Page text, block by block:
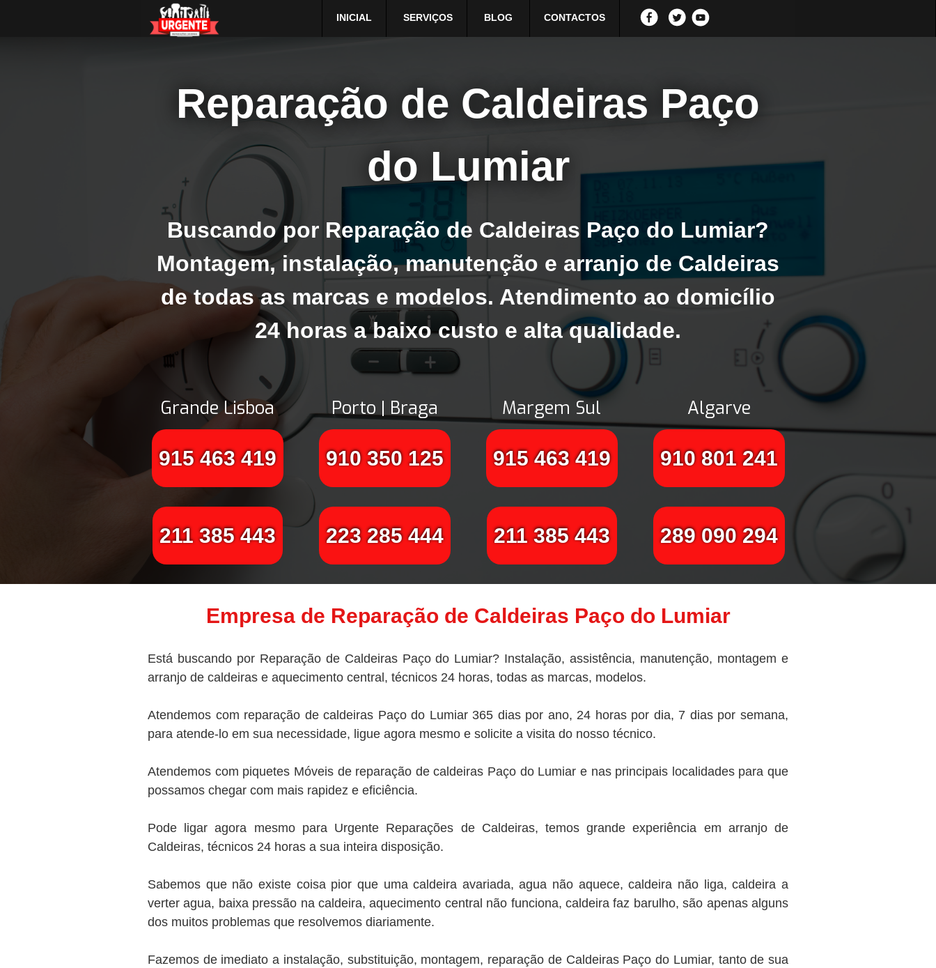
INICIAL SERVIÇOS BLOG CONTACTOS
Reparação de Caldeiras Paço
do Lumiar
Buscando por Reparação de Caldeiras Paço do Lumiar?
Montagem, instalação, manutenção e arranjo de Caldeiras
de todas as marcas e modelos. Atendimento ao domicílio
24 horas a baixo custo e alta qualidade.
Grande Lisboa
915 463 419
211 385 443
Porto | Braga
910 350 125
223 285 444
Margem Sul
915 463 419
211 385 443
Algarve
910 801 241
289 090 294
Empresa de Reparação de Caldeiras Paço do Lumiar
Está buscando por Reparação de Caldeiras Paço do Lumiar? Instalação, assistência, manutenção, montagem e
arranjo de caldeiras e aquecimento central, técnicos 24 horas, todas as marcas, modelos.
Atendemos com reparação de caldeiras Paço do Lumiar 365 dias por ano, 24 horas por dia, 7 dias por semana,
para atende-lo em sua necessidade, ligue agora mesmo e solicite a visita do nosso técnico.
Atendemos com piquetes Móveis de reparação de caldeiras Paço do Lumiar e nas principais localidades para que
possamos chegar com mais rapidez e eficiência.
Pode ligar agora mesmo para Urgente Reparações de Caldeiras, temos grande experiência em arranjo de
Caldeiras, técnicos 24 horas a sua inteira disposição.
Sabemos que não existe coisa pior que uma caldeira avariada, agua não aquece, caldeira não liga, caldeira a
verter agua, baixa pressão na caldeira, aquecimento central não funciona, caldeira faz barulho, são apenas alguns
dos muitos problemas que resolvemos diariamente.
Fazemos de imediato a instalação, substituição, montagem, reparação de Caldeiras Paço do Lumiar, tanto de sua